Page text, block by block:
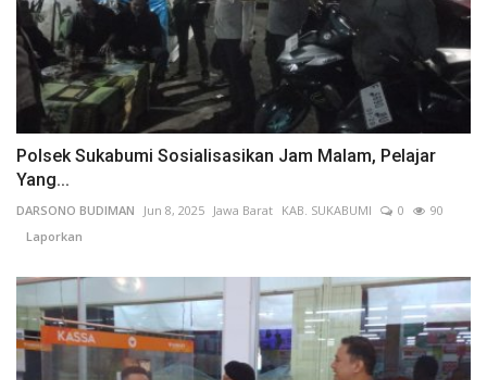
Polsek Sukabumi Sosialisasikan Jam Malam, Pelajar
Yang...
DARSONO BUDIMAN Jun 8, 2025 Jawa Barat KAB. SUKABUMI 0
90
Laporkan